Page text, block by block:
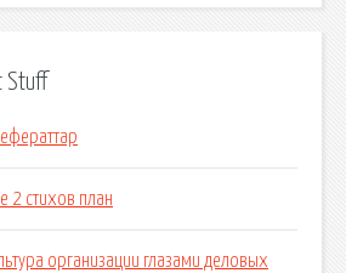
Stuff
2 стихов план
организации глазами деловых